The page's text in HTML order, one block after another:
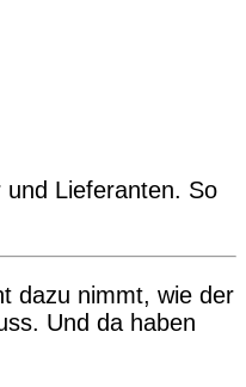
Lieferanten. So
dazu nimmt, wie der
Und da haben